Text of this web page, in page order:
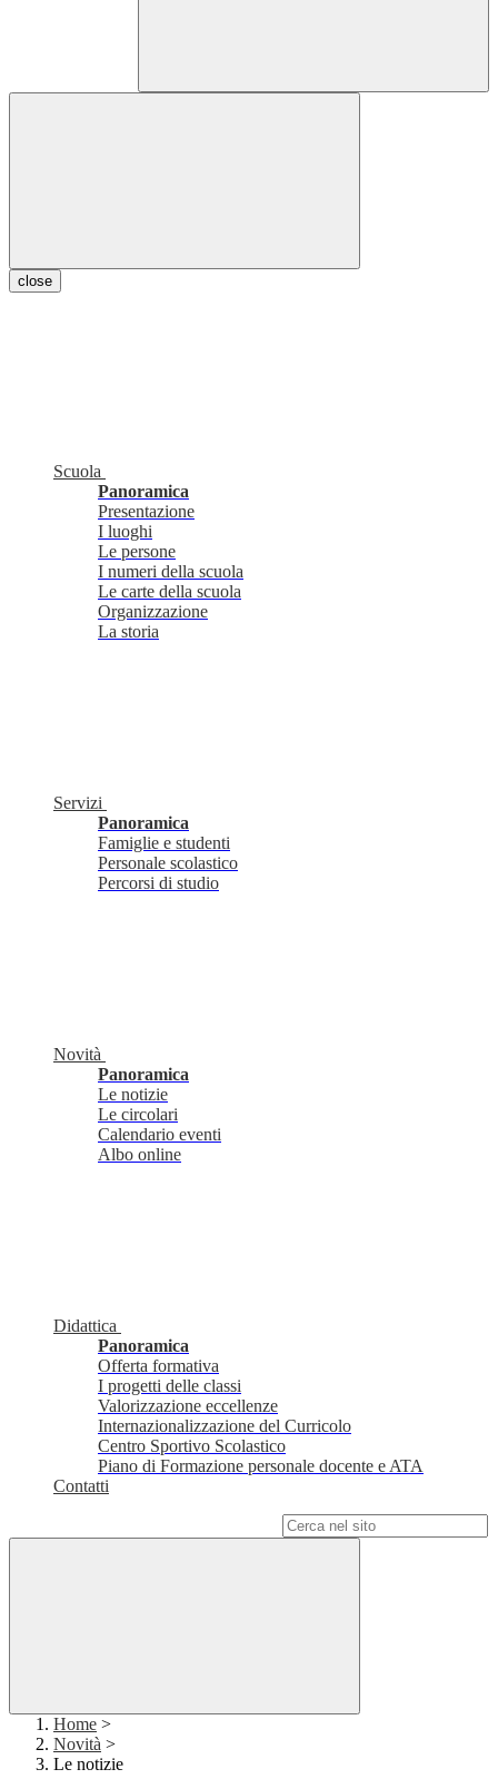
close
Scuola
Panoramica
Presentazione
I luoghi
Le persone
I numeri della scuola
Le carte della scuola
Organizzazione
La storia
Servizi
Panoramica
Famiglie e studenti
Personale scolastico
Percorsi di studio
Novità
Panoramica
Le notizie
Le circolari
Calendario eventi
Albo online
Didattica
Panoramica
Offerta formativa
I progetti delle classi
Valorizzazione eccellenze
Internazionalizzazione del Curricolo
Centro Sportivo Scolastico
Piano di Formazione personale docente e ATA
Contatti
Home >
Novità >
Le notizie